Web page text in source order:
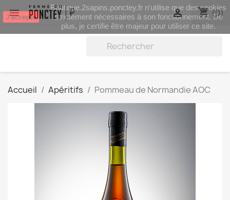
J'accepte
Boutique.2sapins.ponctey.fr n'utilise que des cookies
strictement nécessaires à son fonctionnement. De
plus, je certifie être majeur pour utiliser ce site.
 shopping_cart(0)

Accueil Apéritifs Pommeau de Normandie AOC